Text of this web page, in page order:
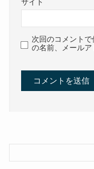
サイト
次回のコメント
の名前、メールア